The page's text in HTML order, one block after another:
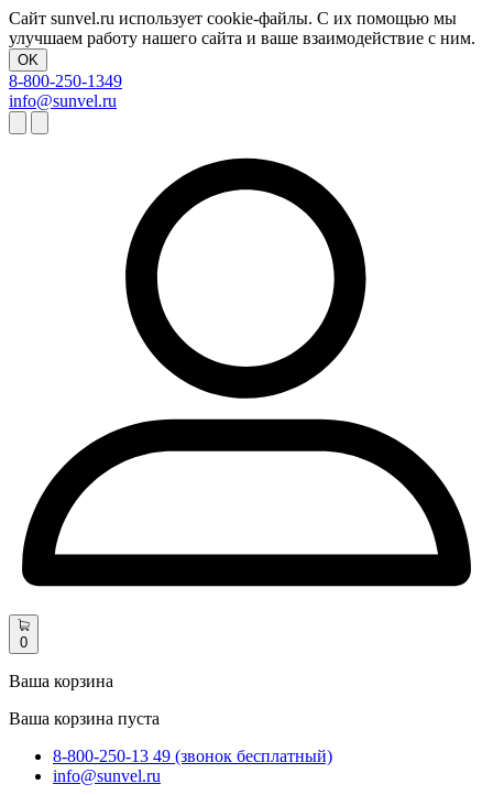
Сайт sunvel.ru использует cookie-файлы. С их помощью мы
улучшаем работу нашего сайта и ваше взаимодействие с ним.
OK
8-800-250-1349
info@sunvel.ru
0
Ваша корзина
Ваша корзина пуста
8-800-250-13 49 (звонок бесплатный)
info@sunvel.ru